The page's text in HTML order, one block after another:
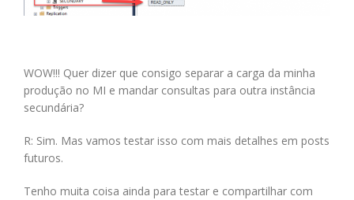
WOW!!! Quer dizer que consigo separar a carga da minha
produção no MI e mandar consultas para outra instância
secundária?
R: Sim. Mas vamos testar isso com mais detalhes em posts
futuros.
Tenho muita coisa ainda para testar e compartilhar com